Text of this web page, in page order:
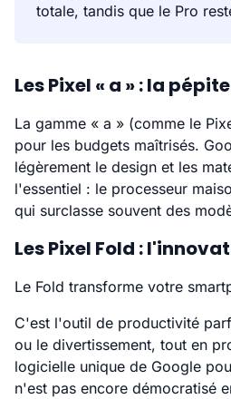
totale, tandis que le Pro
Les Pixel « a » : la
La gamme « a » (comme le
pour les budgets maîtrisés.
légèrement le design et les
l'essentiel : le processeur
qui surclasse souvent des
Les Pixel Fold :
Le Fold transforme votre
C'est l'outil de productivité
ou le divertissement, tout en
logicielle unique de Google
n'est pas encore démocratisé